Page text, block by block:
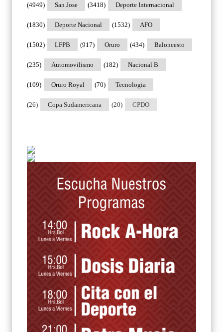
San Jose
(4949) Deporte Internacional
(3418)
Deporte Nacional
(1830) AFO
(1532)
LFPB
(1502) Oruro
(917) Baloncesto
(434)
Automovilismo
(235) Nacional B
(182)
Oruro Royal
(109) Tecnologia
(70)
Copa Sudamericana
(26) CPDO
(20)